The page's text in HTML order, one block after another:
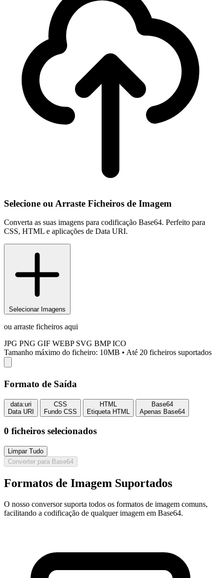
Selecione ou Arraste Ficheiros de Imagem
Converta as suas imagens para codificação Base64. Perfeito para
CSS, HTML e aplicações de Data URI.
Selecionar Imagens
ou arraste ficheiros aqui
JPG PNG GIF WEBP SVG BMPICO
Tamanho máximo do ficheiro: 10MB • Até 20 ficheiros suportados
Formato de Saída
data:uri
Data URI
CSS
Fundo CSS
HTML
Etiqueta HTML
Base64
Apenas Base64
0 ficheiros selecionados
Limpar Tudo
Converter para Base64
Formatos de Imagem Suportados
O nosso conversor suporta todos os formatos de imagem comuns,
facilitando a codificação de qualquer imagem em Base64.